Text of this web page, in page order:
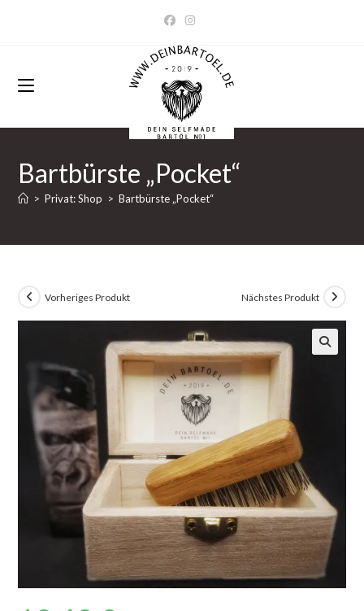
Bartbürste „Pocket“
> Privat: Shop > Bartbürste „Pocket“
Vorheriges Produkt Nächstes Produkt